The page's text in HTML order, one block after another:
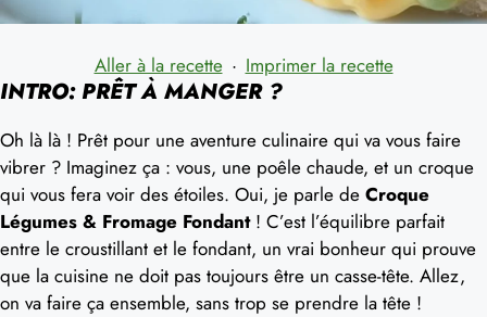
Aller à la recette · Imprimer la recette
INTRO: PRÊT À MANGER ?
Oh là là ! Prêt pour une aventure culinaire qui va vous faire
vibrer ? Imaginez ça : vous, une poêle chaude, et un croque
qui vous fera voir des étoiles. Oui, je parle de Croque
Légumes & Fromage Fondant! C’est l’équilibre parfait
entre le croustillant et le fondant, un vrai bonheur qui prouve
que la cuisine ne doit pas toujours être un casse-tête. Allez,
on va faire ça ensemble, sans trop se prendre la tête !